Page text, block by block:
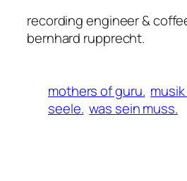
recording engineer &
bernhard rupprecht.
mothers of guru.
seele. was sein muss.